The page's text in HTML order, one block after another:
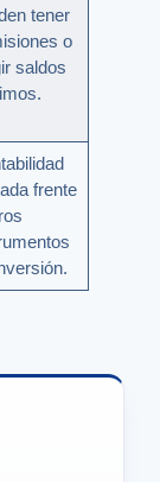
tener
o
saldos
frente